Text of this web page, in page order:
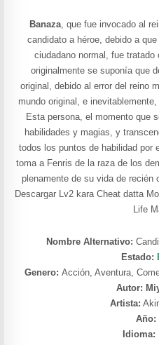
Banaza, que fue invocado al
candidato a héroe, debido a
ciudadano normal, fue
originalmente se suponía que
original, debido al error del reino
mundo original, e
Esta persona, el momento que
habilidades y magias, y
todos los puntos de habilidad por
toma a Fenris de la raza de los
plenamente de su vida de recién
Descargar Lv2 kara Cheat datta
Life
Nombre Alternativo:
Estado:
Genero: Acción, Aventura,
Autor:
Artista:
Año:
Idioma: